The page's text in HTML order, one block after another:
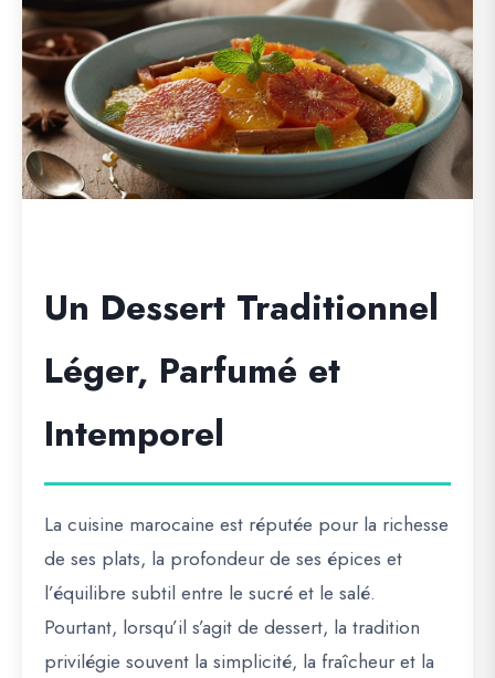
Un Dessert Traditionnel
Léger, Parfumé et
Intemporel
La cuisine marocaine est réputée pour la richesse
de ses plats, la profondeur de ses épices et
l’équilibre subtil entre le sucré et le salé.
Pourtant, lorsqu’il s’agit de dessert, la tradition
privilégie souvent la simplicité, la fraîcheur et la